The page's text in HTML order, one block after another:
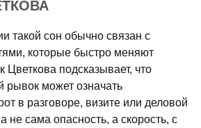
такой сон обычно связан с
которые быстро меняют
Цветкова подсказывает, что
может означать
в разговоре, визите или деловой
не сама опасность, а скорость, с